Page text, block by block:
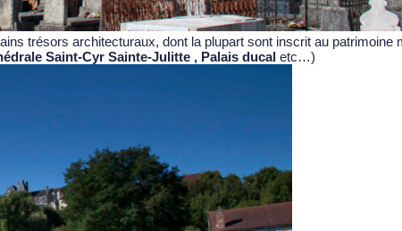
trésors architecturaux, dont la plupart sont inscrit au
Saint-Cyr Sainte-Julitte , Palais ducal etc…)